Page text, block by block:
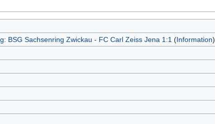
BSG Sachsenring Zwickau - FC Carl Zeiss Jena 1:1(Information)